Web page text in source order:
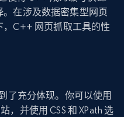
在涉及数据密集型网页
C++ 网页抓取工具的性
了充分体现。你可以使用
，并使用 CSS 和 XPath 选